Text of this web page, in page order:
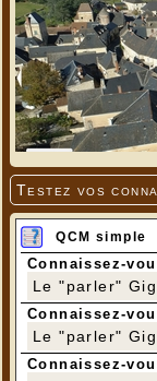
Testez vos
QCM simple
Connaissez-
Le "parler"
Connaissez-
Le "parler"
Connaissez-